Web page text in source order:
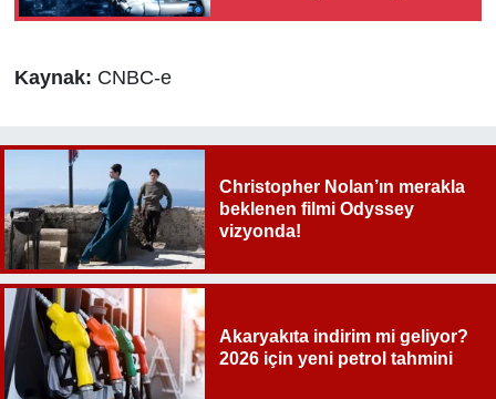
Kaynak: CNBC-e
Christopher Nolan’ın merakla
beklenen filmi Odyssey
vizyonda!
Akaryakıta indirim mi geliyor?
2026 için yeni petrol tahmini